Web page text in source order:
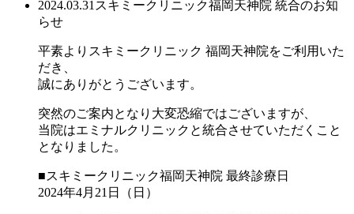
2024.03.31 スキミークリニック福岡天神院 統合のお知
らせ
平素よりスキミークリニック 福岡天神院をご利用いた
だき、
誠にありがとうございます。
突然のご案内となり大変恐縮ではございますが、
当院はエミナルクリニックと統合させていただくこと
となりました。
■スキミークリニック福岡天神院 最終診療日
2024年4月21日（日）